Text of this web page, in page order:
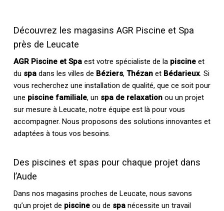
Découvrez les magasins AGR Piscine et Spa
près de Leucate
AGR Piscine et Spaest votre spécialiste de la piscineet
du spadans les villes de Béziers, Thézanet Bédarieux. Si
vous recherchez une installation de qualité, que ce soit pour
une piscine familiale, un spa de relaxationou un projet
sur mesure à Leucate, notre équipe est là pour vous
accompagner. Nous proposons des solutions innovantes et
adaptées à tous vos besoins.
Des piscines et spas pour chaque projet dans
l’Aude
Dans nos magasins proches de Leucate, nous savons
qu’un projet de piscineou de spanécessite un travail